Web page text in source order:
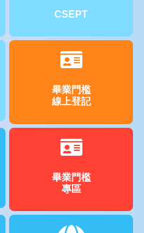
CSEPT
畢業門檻
線上登記
畢業門檻
專區